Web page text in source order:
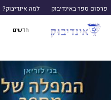
פרסום ספר באינדיבוק למה אינדיבוק?
חדשים